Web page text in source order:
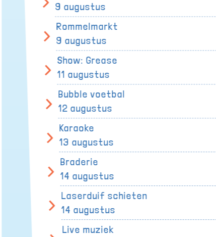
9 augustus
Rommelmarkt
9 augustus
Show: Grease
11 augustus
Bubble voetbal
12 augustus
Karaoke
13 augustus
Braderie
14 augustus
Laserduif schieten
14 augustus
Live muziek